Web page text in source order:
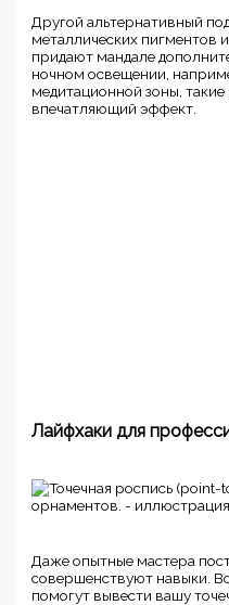
Другой альтернативный
металлических пигментов
придают мандале
ночном освещении,
медитационной зоны,
впечатляющий эффект.
Лайфхаки для
Даже опытные мастера
совершенствуют навыки.
помогут вывести вашу